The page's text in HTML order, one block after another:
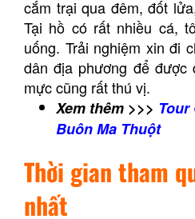
cắm trại qua đêm, đốt
Tại hồ có rất nhiều cá,
uống. Trải nghiệm xin đi
dân địa phương để được
mực cũng rất thú vị.
Xem thêm >>> Tour
Buôn Ma Thuột
Thời gian tham
nhất